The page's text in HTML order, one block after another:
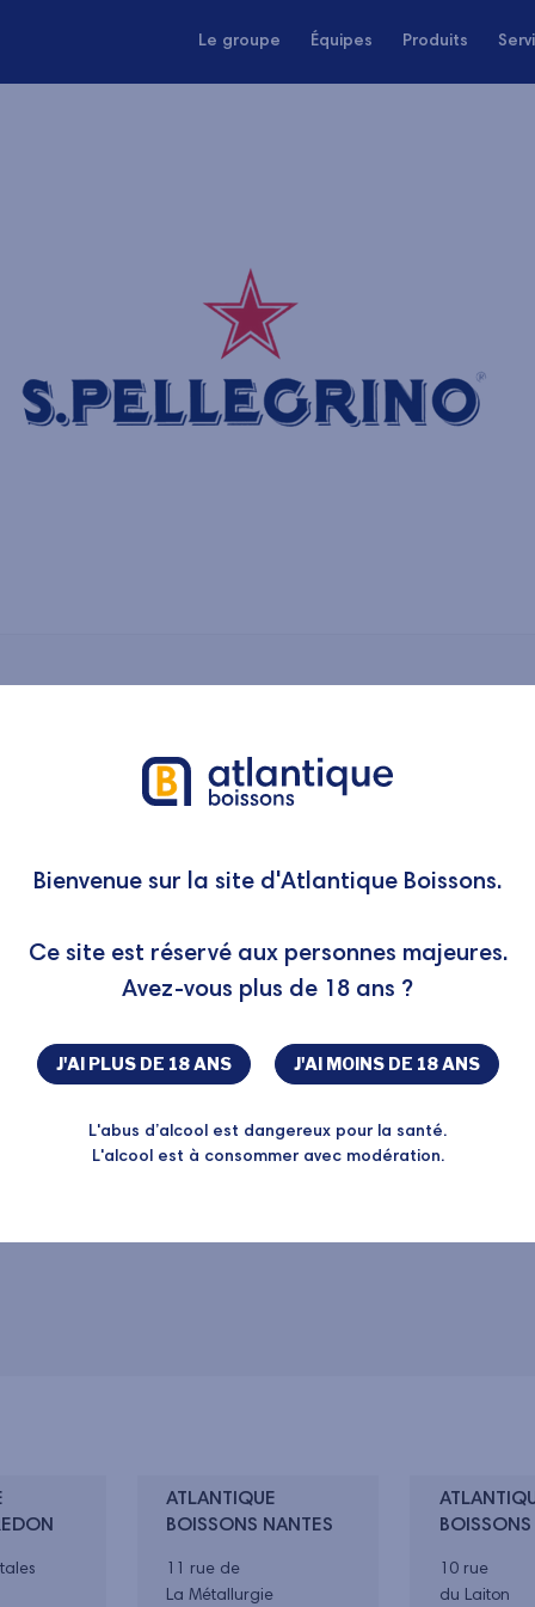
Le groupe Équipes Produits
San Pellegrino
depuis plus d’un siècle, une marque haut de gamme
viticoles du monde entier, le goût unique de San Pellegrino
à l’étranger.
vous proposons chez San Pellegrino :
ATLANTIQUE
BOISSONS NANTES
11 rue de
La Métallurgie
10 rue
du Laiton
Bienvenue sur la site d'Atlantique Boissons.
Ce site est réservé aux personnes majeures.
Avez-vous plus de 18 ans ?
J'AI PLUS DE 18 ANS J'AI MOINS DE 18 ANS
L'abus d’alcool est dangereux pour la santé.
L'alcool est à consommer avec modération.